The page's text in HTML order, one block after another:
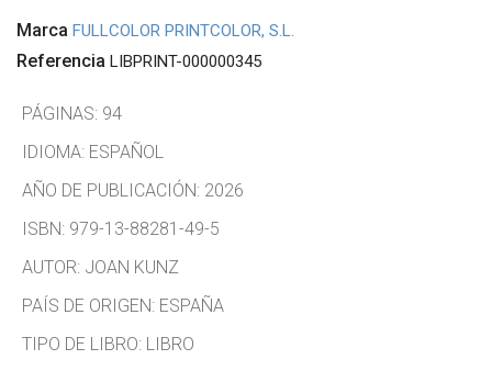
Marca FULLCOLOR PRINTCOLOR, S.L.
Referencia LIBPRINT-000000345
PÁGINAS: 94
IDIOMA: ESPAÑOL
AÑO DE PUBLICACIÓN: 2026
ISBN: 979-13-88281-49-5
AUTOR: JOAN KUNZ
PAÍS DE ORIGEN: ESPAÑA
TIPO DE LIBRO: LIBRO